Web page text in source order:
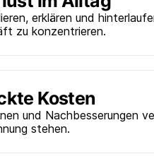
erklären und
zu konzentrieren.
Kosten
und Nachbesserungen
stehen.